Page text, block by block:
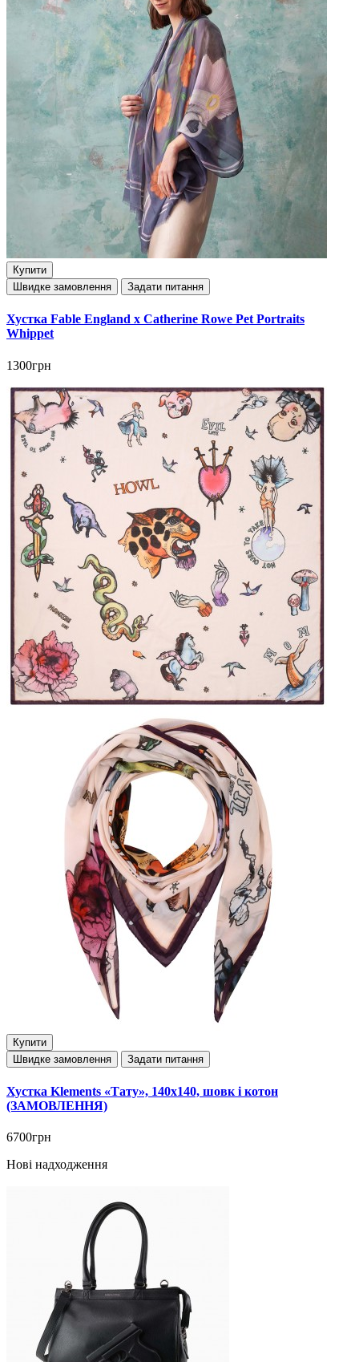
Купити
Швидке замовлення
Задати питання
Хустка Fable England x Catherine Rowe Pet Portraits
Whippet
1300грн
Купити
Швидке замовлення
Задати питання
Хустка Klements «Тату», 140х140, шовк і котон
(ЗАМОВЛЕННЯ)
6700грн
Нові надходження